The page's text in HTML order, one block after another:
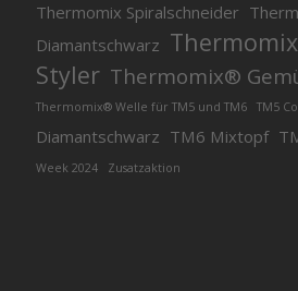
Thermomix Spiralschneider
Diamantschwarz
Styler Thermomix®
Thermomix® Welle für TM5 und TM6 TM5
Diamantschwarz TM6 Mixtopf
Week 2024
Zusatzaktion